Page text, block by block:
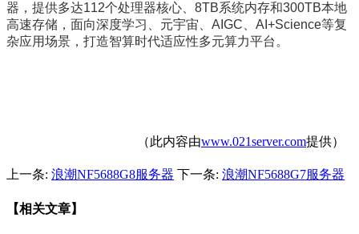
器，提供多达112个处理器核心、8TB系统内存和300TB本地
高速存储，面向深度学习、元宇宙、AIGC、AI+Science等复
杂应用场景，打造智算时代适应性多元算力平台。
（此内容由www.021server.com提供）
上一条: 浪潮NF5688G8服务器 下一条: 浪潮NF5688G7服务器
【相关文章】